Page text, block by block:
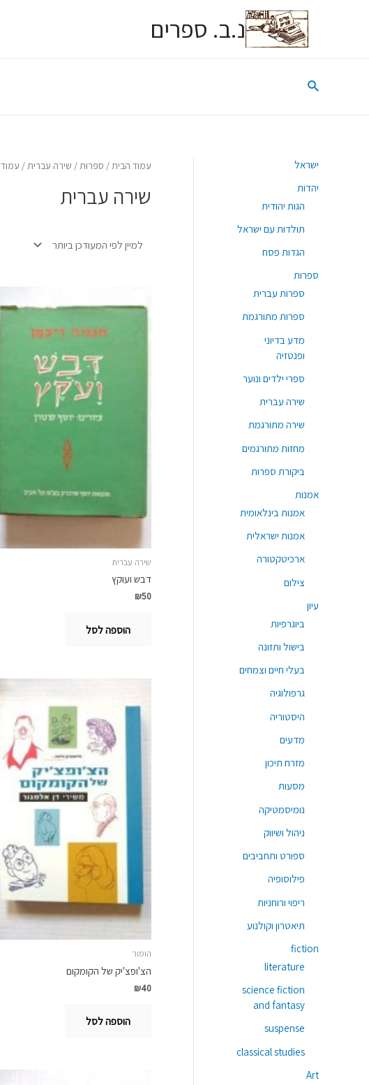
נ.ב. ספרים
ישראל
יהדות
הגות יהודית
תולדות עם ישראל
הגדות פסח
ספרות
ספרות עברית
ספרות מתורגמת
מדע בדיוני
ופנטזיה
ספרי ילדים ונוער
שירה עברית
שירה מתורגמת
מחזות מתורגמים
ביקורת ספרות
אמנות
אמנות בינלאומית
אמנות ישראלית
ארכיטקטורה
צילום
עיון
ביוגרפיות
בישול ותזונה
בעלי חיים וצמחים
גרפולוגיה
היסטוריה
מדעים
מזרח תיכון
מסעות
נומיסמטיקה
ניהול ושיווק
ספורט ותחביבים
פילוסופיה
ריפוי ורוחניות
תיאטרון וקולנוע
fiction
literature
science fiction
and fantasy
suspense
classical studies
Art
עמוד הבית/ ספרות/ שירה עברית/ עמוד 2
שירה עברית
שירה עברית
דבש ועוקץ
₪50
הוספה לסל
הומור
הצ'ופצ'יק של הקומקום
₪40
הוספה לסל